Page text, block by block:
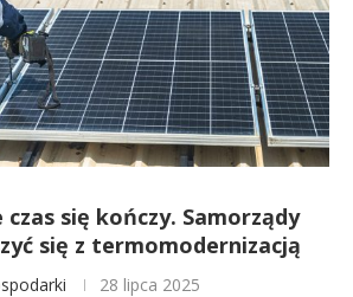
się kończy. Samorządy
się z termomodernizacją
28 lipca 2025